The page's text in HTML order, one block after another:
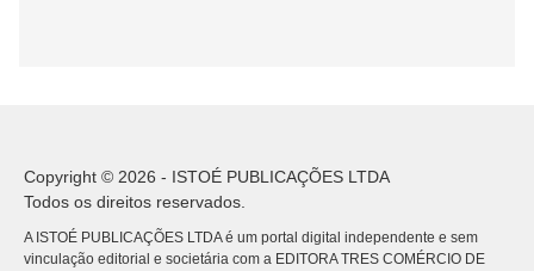
Copyright © 2026 - ISTOÉ PUBLICAÇÕES LTDA
Todos os direitos reservados.
A ISTOÉ PUBLICAÇÕES LTDA é um portal digital independente e sem
vinculação editorial e societária com a EDITORA TRES COMÉRCIO DE